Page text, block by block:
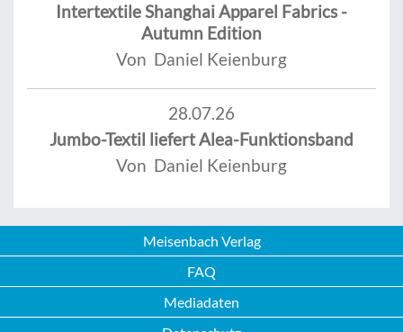
Intertextile Shanghai Apparel Fabrics -
Autumn Edition
Von Daniel Keienburg
28.07.26
Jumbo-Textil liefert Alea-Funktionsband
Von Daniel Keienburg
Meisenbach Verlag
FAQ
Mediadaten